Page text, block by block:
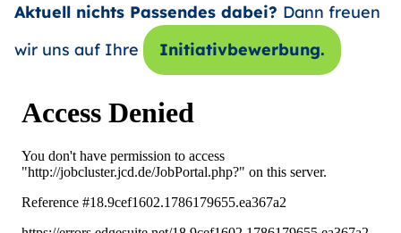
Aktuell nichts Passendes dabei? Dann freuen
wir uns auf Ihre
Initiativbewerbung.